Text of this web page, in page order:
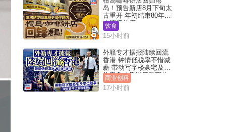
岛！预告新店8月下旬太
古重开 年初结束80年历
史湾仔总店
饮食
15小时前
外籍专才据报陆续回流
香港 钟情低税率不惜减
薪 带动写字楼豪宅及学
位竞争「香港已重现生
机」
商业创科
17小时前